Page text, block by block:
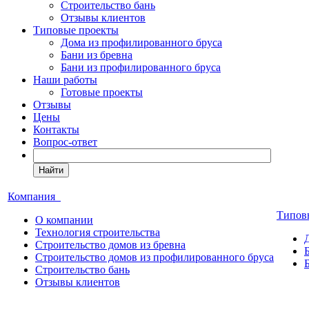
Строительство бань
Отзывы клиентов
Типовые проекты
Дома из профилированного бруса
Бани из бревна
Бани из профилированного бруса
Наши работы
Готовые проекты
Отзывы
Цены
Контакты
Вопрос-ответ
Найти
Компания
О компании
Технология строительства
Строительство домов из бревна
Строительство домов из профилированного бруса
Строительство бань
Отзывы клиентов